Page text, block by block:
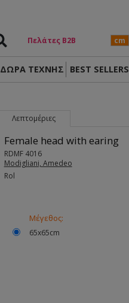
Πελάτες Β2Β
cm
ΔΏΡΑ ΤΈΧΝΗΣ BEST SELLERS
Λεπτομέριες
Female head with earing
RDMF 4016
Modigliani, Amedeo
Rol
Μέγεθος:
65x65cm